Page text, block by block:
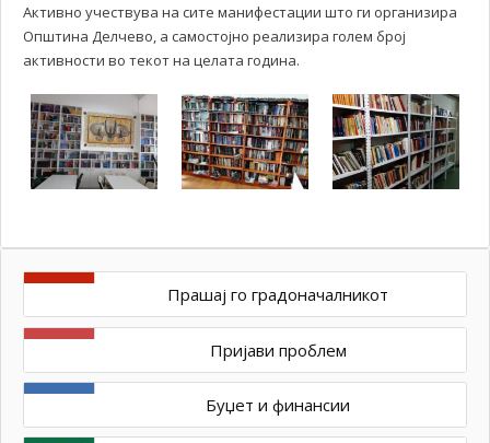
Активно учествува на сите манифестации што ги организира
Општина Делчево, а самостојно реализира голем број
активности во текот на целата година.
Прашај го градоначалникот
Пријави проблем
Буџет и финансии